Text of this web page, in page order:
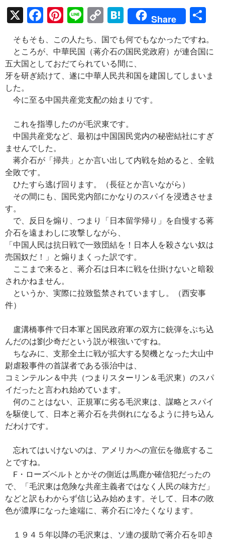
X
F
e
b
o
o
Pi
nt
er
es
t
Li
e
C
o
p
y
Li
n
H
at
e
n
a
Share
そもそも、この人たち、国でも何でもなかったですね。
ところが、中華民国（蒋介石の国民党政府）が連合国に
五大国としておだてられている間に、
牙を研ぎ続けて、遂に中華人民共和国を建国してしまいま
した。
今に至る中国共産党支配の始まりです。
これを指導したのが毛沢東です。
中国共産党など、最初は中国国民党内の秘密結社にすぎ
ませんでした。
蒋介石が「掃共」とか言い出して内戦を始めると、全戦
全敗です。
ひたすら逃げ回ります。（長征とか言いながら）
その間にも、国民党内部にかなりのスパイを浸透させま
す。
で、反日を煽り、つまり「日本留学帰り」を自慢する蒋
介石を遠まわしに攻撃しながら、
「中国人民は抗日戦で一致団結を！日本人を殺さない奴は
売国奴だ！」と煽りまくった訳です。
ここまで来ると、蒋介石は日本に戦を仕掛けないと暗殺
されかねません。
というか、実際に拉致監禁されていますし。（西安事
件）
盧溝橋事件で日本軍と国民政府軍の双方に銃弾をぶち込
んだのは劉少奇だという説が根強いですね。
ちなみに、支那全土に戦が拡大する契機となった大山中
尉虐殺事件の首謀者である張治中は、
コミンテルン＆中共（つまりスターリン＆毛沢東）のスパ
イだったと言われ始めています。
何のことはない、正規軍に劣る毛沢東は、謀略とスパイ
を駆使して、日本と蒋介石を共倒れになるように持ち込ん
だわけです。
忘れてはいけないのは、アメリカへの宣伝を徹底するこ
とですね。
F・ローズベルトとかその側近は馬鹿か確信犯だったの
で、「毛沢東は危険な共産主義者ではなく人民の味方だ」
などと訳もわからず信じ込み始めます。そして、日本の敗
色が濃厚になった途端に、蒋介石に冷たくなります。
１９４５年以降の毛沢東は、ソ連の援助で蒋介石を叩き